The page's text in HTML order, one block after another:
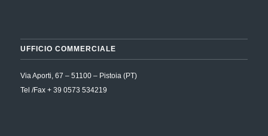
UFFICIO COMMERCIALE
Via Aporti, 67 – 51100 – Pistoia (PT)
Tel /Fax + 39 0573 534219